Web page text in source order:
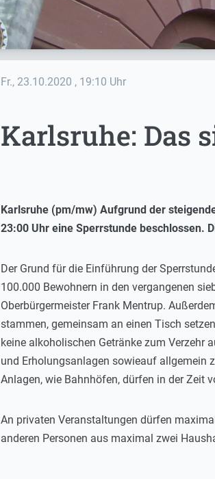
Fr., 23.10.2020 , 19:10 Uhr
Karlsruhe: Das
Karlsruhe (pm/mw) Aufgrund der
23:00 Uhr eine Sperrstunde beschlossen.
Der Grund für die Einführung der
100.000 Bewohnern in den vergangenen
Oberbürgermeister Frank Mentrup.
stammen, gemeinsam an einen Tisch
keine alkoholischen Getränke zum Verzehr
und Erholungsanlagen sowieauf allgemein
Anlagen, wie Bahnhöfen, dürfen in der Zeit
An privaten Veranstaltungen dürfen
anderen Personen aus maximal zwei